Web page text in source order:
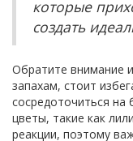
которые
создать
Обратите внимание
запахам, стоит
сосредоточиться
цветы, такие как
реакции, поэтому